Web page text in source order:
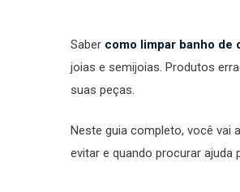
Saber como limpar banho de
joias e semijoias. Produtos
suas peças.
Neste guia completo, você vai
evitar e quando procurar ajuda